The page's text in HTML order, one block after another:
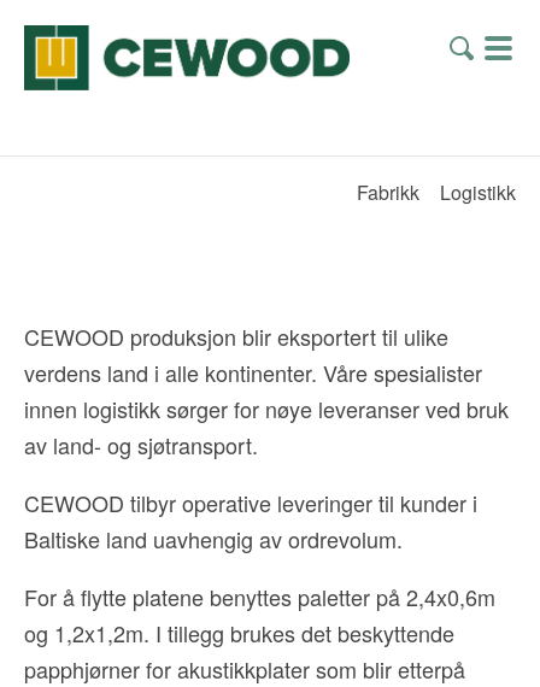
Fabrikk Logistikk
CEWOOD produksjon blir eksportert til ulike
verdens land i alle kontinenter. Våre spesialister
innen logistikk sørger for nøye leveranser ved bruk
av land- og sjøtransport.
CEWOOD tilbyr operative leveringer til kunder i
Baltiske land uavhengig av ordrevolum.
For å flytte platene benyttes paletter på 2,4x0,6m
og 1,2x1,2m. I tillegg brukes det beskyttende
papphjørner for akustikkplater som blir etterpå